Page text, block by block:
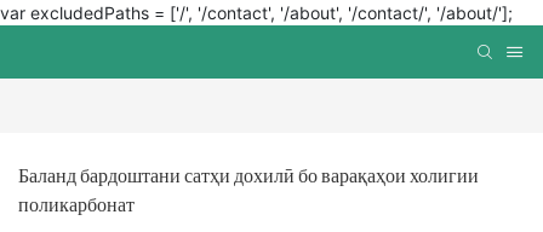
var excludedPaths = ['/', '/contact', '/about', '/contact/', '/about/'];
Баланд бардоштани сатҳи дохилӣ бо варақаҳои холигии
поликарбонат